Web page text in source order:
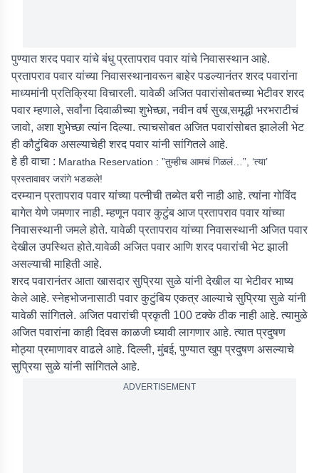
पुण्यात शरद पवार यांचे बंधु प्रतापराव पवार यांचे निवासस्थान आहे.
प्रतापराव पवार यांच्या निवासस्थानावरून बाहेर पडल्यानंतर शरद पवारांना
माध्यमांनी प्रतिक्रिया विचारली. यावेळी अजित पवारांसोबतच्या भेटीवर शरद
पवार म्हणाले, सर्वांना दिवाळीच्या शुभेच्छा, नवीन वर्ष सुख,समृद्धी भरभराटीचं
जावो, अशा शुभेच्छा त्यांन दिल्या. त्याचसोबत अजित पवारांसोबत झालेली भेट
ही कौटुंबिक असल्याचेही शरद पवार यांनी सांगितले आहे.
हे ही वाचा : Maratha Reservation : ”तुम्हीच आमचं गिळलं…”, ‘त्या’
प्रस्तावावर जरांगे भडकले!
दरम्यान प्रतापराव पवार यांच्या पत्नीची तब्येत बरी नाही आहे. त्यांना गोविंद
बागेत येणे जमणार नाही. म्हणून पवार कुटुंब आज प्रतापराव पवार यांच्या
निवासस्थानी जमले होते. यावेळी प्रतापराव यांच्या निवासस्थानी अजित पवार
देखील उपस्थित होते.यावेळी अजित पवार आणि शरद पवारांची भेट झाली
असल्याची माहिती आहे.
शरद पवारानंतर आता खासदार सुप्रिया सुळे यांनी देखील या भेटीवर भाष्य
केले आहे. स्नेहभोजनासाठी पवार कुटुंबिय एकत्र आल्याचे सुप्रिया सुळे यांनी
यावेळी सांगितले. अजित पवारांची प्रकृती 100 टक्के ठीक नाही आहे. त्यामुळे
अजित पवारांना काही दिवस काळजी घ्यावी लागणार आहे. त्यात प्रदुषण
मोठ्या प्रमाणावर वाढले आहे. दिल्ली, मुंबई, पुण्यात खुप प्रदुषण असल्याचे
सुप्रिया सुळे यांनी सांगितले आहे.
ADVERTISEMENT